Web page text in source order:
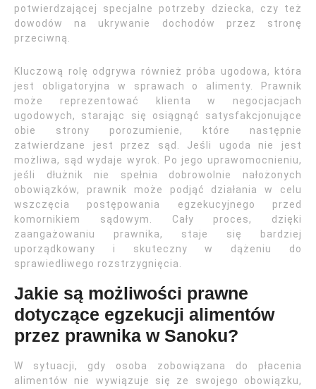
potwierdzającej specjalne potrzeby dziecka, czy też
dowodów na ukrywanie dochodów przez stronę
przeciwną.
Kluczową rolę odgrywa również próba ugodowa, która
jest obligatoryjna w sprawach o alimenty. Prawnik
może reprezentować klienta w negocjacjach
ugodowych, starając się osiągnąć satysfakcjonujące
obie strony porozumienie, które następnie
zatwierdzane jest przez sąd. Jeśli ugoda nie jest
możliwa, sąd wydaje wyrok. Po jego uprawomocnieniu,
jeśli dłużnik nie spełnia dobrowolnie nałożonych
obowiązków, prawnik może podjąć działania w celu
wszczęcia postępowania egzekucyjnego przed
komornikiem sądowym. Cały proces, dzięki
zaangażowaniu prawnika, staje się bardziej
uporządkowany i skuteczny w dążeniu do
sprawiedliwego rozstrzygnięcia.
Jakie są możliwości prawne
dotyczące egzekucji alimentów
przez prawnika w Sanoku?
W sytuacji, gdy osoba zobowiązana do płacenia
alimentów nie wywiązuje się ze swojego obowiązku,